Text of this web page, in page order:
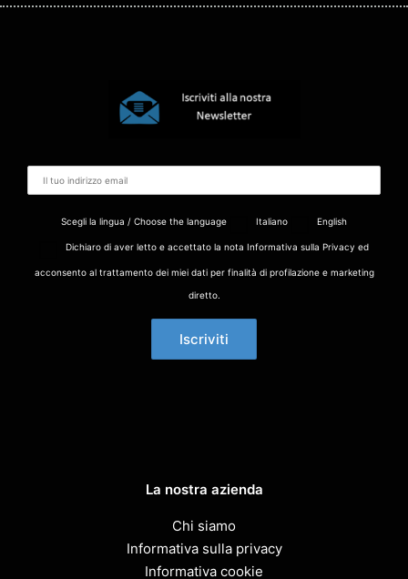
Scegli la lingua / Choose the language Italiano English
Dichiaro di aver letto e accettato la nota Informativa sulla Privacy ed
acconsento al trattamento dei miei dati per finalità di profilazione e marketing
diretto.
La nostra azienda
Chi siamo
Informativa sulla privacy
Informativa cookie